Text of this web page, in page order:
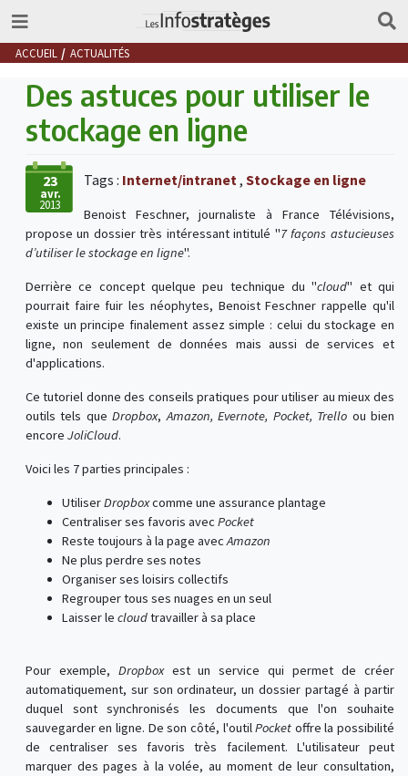
ACCUEIL ACTUALITÉS
Des astuces pour utiliser le
stockage en ligne
23
avr.
2013
Tags : Internet/intranet, Stockage en ligne
Benoist Feschner, journaliste à France Télévisions,
propose un dossier très intéressant intitulé "7 façons astucieuses
d’utiliser le stockage en ligne".
Derrière ce concept quelque peu technique du "cloud" et qui
pourrait faire fuir les néophytes, Benoist Feschner rappelle qu'il
existe un principe finalement assez simple : celui du stockage en
ligne, non seulement de données mais aussi de services et
d'applications.
Ce tutoriel donne des conseils pratiques pour utiliser au mieux des
outils tels que Dropbox,Amazon, Evernote, Pocket, Trello ou bien
encore JoliCloud.
Voici les 7 parties principales :
UtiliserDropboxcomme une assurance plantage
Centraliser ses favoris avec Pocket
Reste toujours à la page avecAmazon
Ne plus perdre ses notes
Organiser ses loisirs collectifs
Regrouper tous ses nuages en un seul
Laisser le cloudtravailler à sa place
Pour exemple, Dropboxest un service qui permet de créer
automatiquement, sur son ordinateur, un dossier partagé à partir
duquel sont synchronisés les documents que l'on souhaite
sauvegarder en ligne. De son côté, l'outilPocket offre la possibilité
de centraliser ses favoris très facilement. L'utilisateur peut
marquer des pages à la volée, au moment de leur consultation,